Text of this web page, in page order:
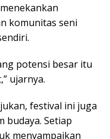
komunitas seni
potensi besar itu
ujarnya.
festival ini juga
budaya. Setiap
menyampaikan